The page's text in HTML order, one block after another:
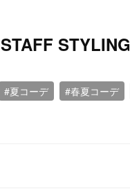
STAFF STYLING
#夏コーデ #春夏コーデ